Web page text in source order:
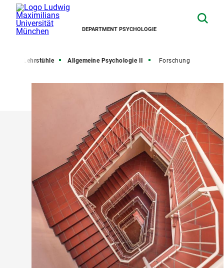
DEPARTMENT PSYCHOLOGIE
Lehrstühle Allgemeine Psychologie II Forschung